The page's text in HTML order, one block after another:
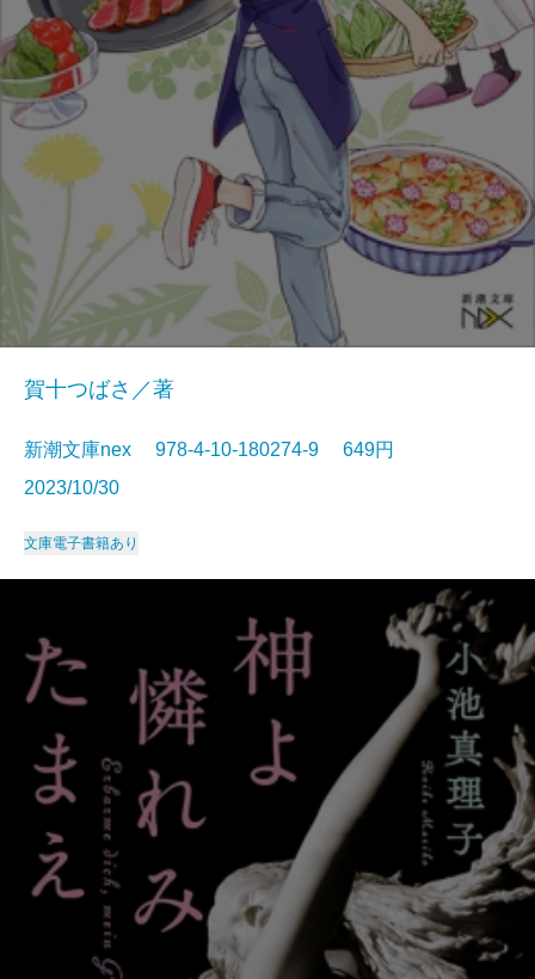
賀十つばさ／著
新潮文庫nex 978-4-10-180274-9 649円
2023/10/30
文庫電子書籍あり